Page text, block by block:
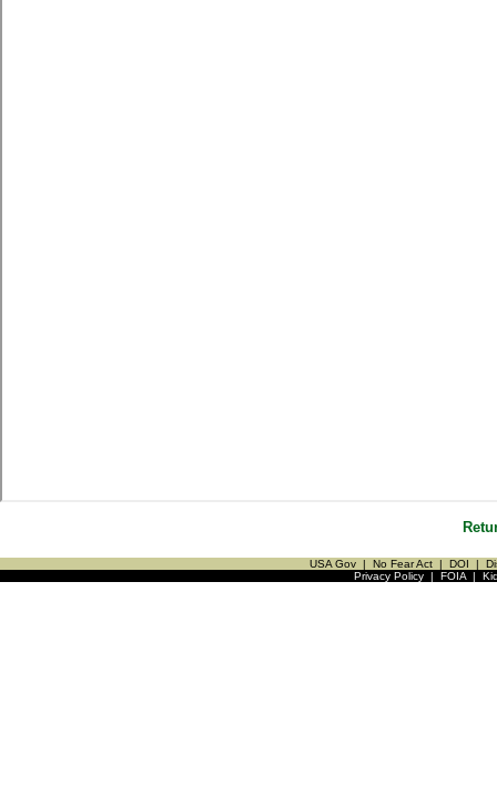
USA Gov | No Fear Act | DOI |
Privacy Policy| FOIA|